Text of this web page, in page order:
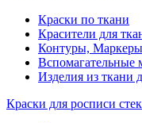
Краски по ткани
Красители для
Контуры,
Вспомагательные
Изделия из ткани
Краски для росписи